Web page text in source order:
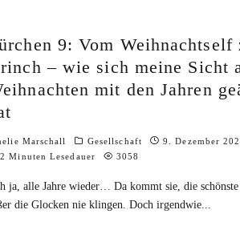
9: Vom Weihnachtself
– wie sich meine Sicht
mit den Jahren
Marschall Gesellschaft 9. Dezember
Minuten Lesedauer
3058
ja, alle Jahre wieder… Da kommt sie, die schönste
die Glocken nie klingen. Doch irgendwie...